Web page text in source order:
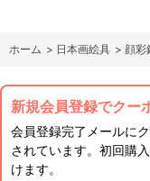
ホーム > 日本画絵具 > 顔彩
新規会員登録でクー
会員登録完了メールに
されています。初回購
けます。